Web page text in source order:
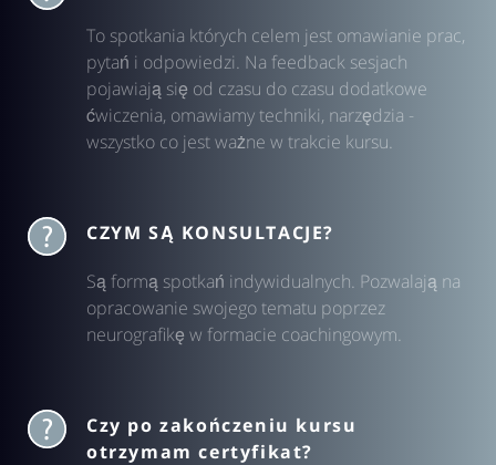
To spotkania których celem jest omawianie prac,
pytań i odpowiedzi. Na feedback sesjach
pojawiają się od czasu do czasu dodatkowe
ćwiczenia, omawiamy techniki, narzędzia -
wszystko co jest ważne w trakcie kursu.
CZYM SĄ KONSULTACJE?
Są formą spotkań indywidualnych. Pozwalają na
opracowanie swojego tematu poprzez
neurografikę w formacie coachingowym.
Czy po zakończeniu kursu
otrzymam certyfikat?